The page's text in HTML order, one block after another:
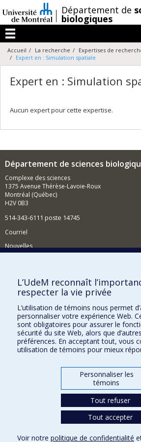
au
contenu
/Département de
biologiques
Menu
Accueil La recherche
Expertises de
Expert en : Simulation spatiale
Expert en : Simulation
Aucun expert pour cette expertise.
Département de sciences
Complexe des sciences
1375 Avenue Thérèse-Lavoie-Roux
Montréal (Québec)
H2V 0B3
514-343-6111 poste 14745
Courriel
Nouvelles
Comment soutenir le Département?
BESOIN D'AIDE?
Plan du site
Signaler une erreur
Accessibilité
FACULTÉ DES ARTS ET DES SCIENCES
Nos départements et écoles
L’UdeM reconnaît
respecter la vie privée
L’utilisation de témoins nous permet
personnaliser votre expérience Web.
sont obligatoires pour assurer le
sécurité du site Web, alors que
préférences. En acceptant tout, vous
utilisation de témoins pour mieux
Personnaliser les
témoins
Tout refuser
Tout accepter
Voir notre politique de confidentialité